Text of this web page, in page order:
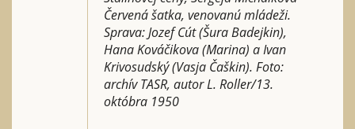
Červená šatka, venovanú mládeži.
Sprava: Jozef Cút (Šura Badejkin),
Hana Kováčikova (Marina) a Ivan
Krivosudský (Vasja Čaškin). Foto:
archív TASR, autor L. Roller/13.
októbra 1950